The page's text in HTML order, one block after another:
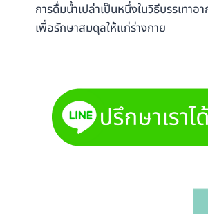
การดื่มน้ำเปล่าเป็นหนึ่งในวิธีบรรเท
เพื่อรักษาสมดุลให้แก่ร่างกาย